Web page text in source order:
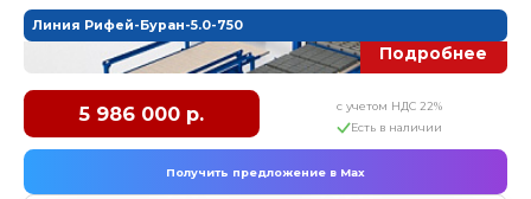
Комплектация:
1. Формующий блок Рифей Буран:
- Автоматический вибропресс Рифей Буран
- Автоматический пульт управления